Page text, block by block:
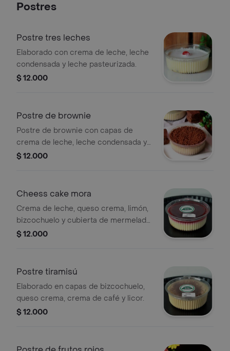
Postres
Postre tres leches
Elaborado con crema de leche, leche
condensada y leche pasteurizada.
$ 12.000
Postre de brownie
Postre de brownie con capas de
crema de leche, leche condensada y
leche pasteurizada, cubierto con
$ 12.000
Cheess cake mora
Crema de leche, queso crema, limón,
bizcochuelo y cubierta de mermelada
de mora.
$ 12.000
Postre tiramisú
Elaborado en capas de bizcochuelo,
queso crema, crema de café y licor.
$ 12.000